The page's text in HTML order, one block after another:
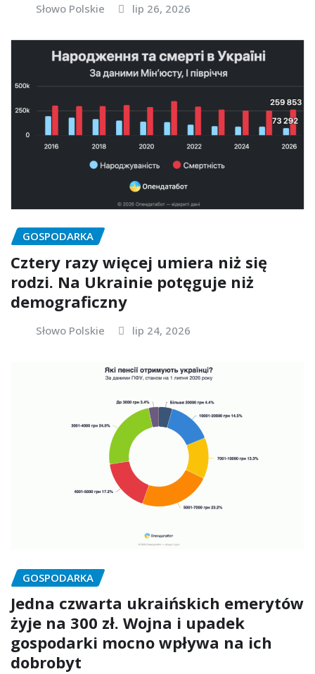
Słowo Polskie lip 26, 2026
GOSPODARKA
Cztery razy więcej umiera niż się
rodzi. Na Ukrainie potęguje niż
demograficzny
Słowo Polskie lip 24, 2026
GOSPODARKA
Jedna czwarta ukraińskich emerytów
żyje na 300 zł. Wojna i upadek
gospodarki mocno wpływa na ich
dobrobyt